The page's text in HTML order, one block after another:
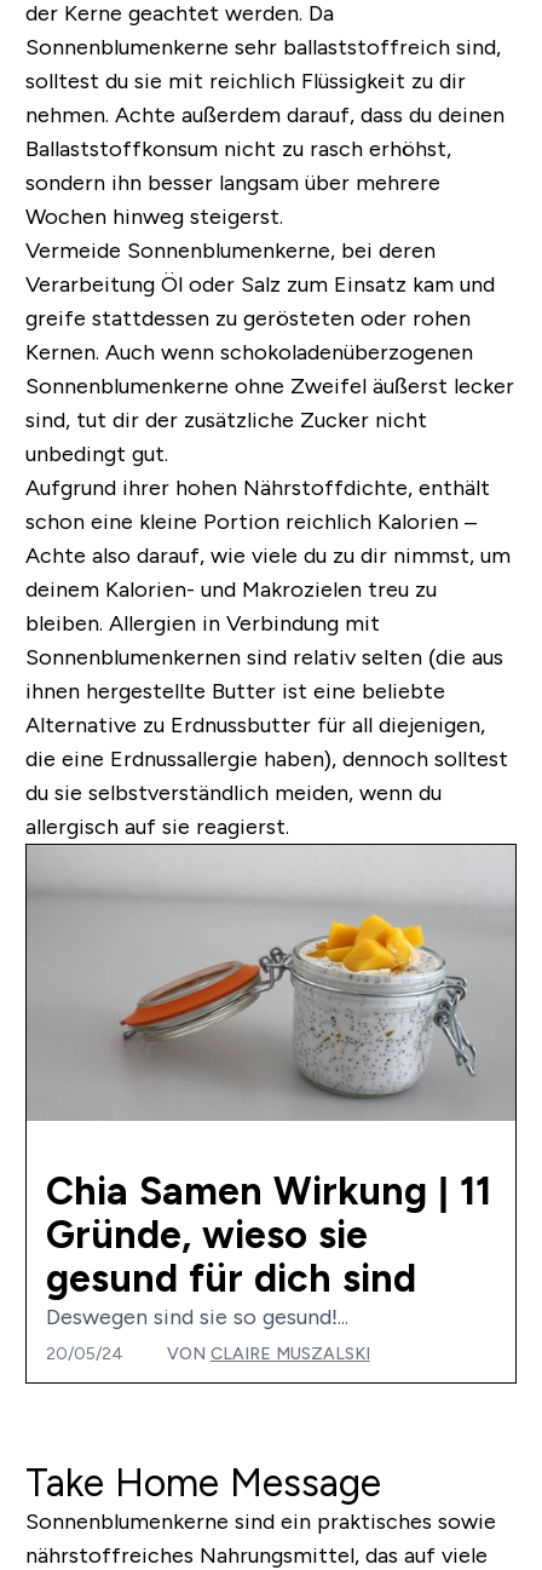
der Kerne geachtet werden. Da
Sonnenblumenkerne sehr ballaststoffreich sind,
solltest du sie mit reichlich Flüssigkeit zu dir
nehmen. Achte außerdem darauf, dass du deinen
Ballaststoffkonsum nicht zu rasch erhöhst,
sondern ihn besser langsam über mehrere
Wochen hinweg steigerst.
Vermeide Sonnenblumenkerne, bei deren
Verarbeitung Öl oder Salz zum Einsatz kam und
greife stattdessen zu gerösteten oder rohen
Kernen. Auch wenn schokoladenüberzogenen
Sonnenblumenkerne ohne Zweifel äußerst lecker
sind, tut dir der zusätzliche Zucker nicht
unbedingt gut.
Aufgrund ihrer hohen Nährstoffdichte, enthält
schon eine kleine Portion reichlich Kalorien –
Achte also darauf, wie viele du zu dir nimmst, um
deinem Kalorien- und Makrozielen treu zu
bleiben. Allergien in Verbindung mit
Sonnenblumenkernen sind relativ selten (die aus
ihnen hergestellte Butter ist eine beliebte
Alternative zu Erdnussbutter für all diejenigen,
die eine Erdnussallergie haben), dennoch solltest
du sie selbstverständlich meiden, wenn du
allergisch auf sie reagierst.
Chia Samen Wirkung | 11
Gründe, wieso sie
gesund für dich sind
Deswegen sind sie so gesund!...
20/05/24 VON CLAIRE MUSZALSKI
Take Home Message
Sonnenblumenkerne sind ein praktisches sowie
nährstoffreiches Nahrungsmittel, das auf viele